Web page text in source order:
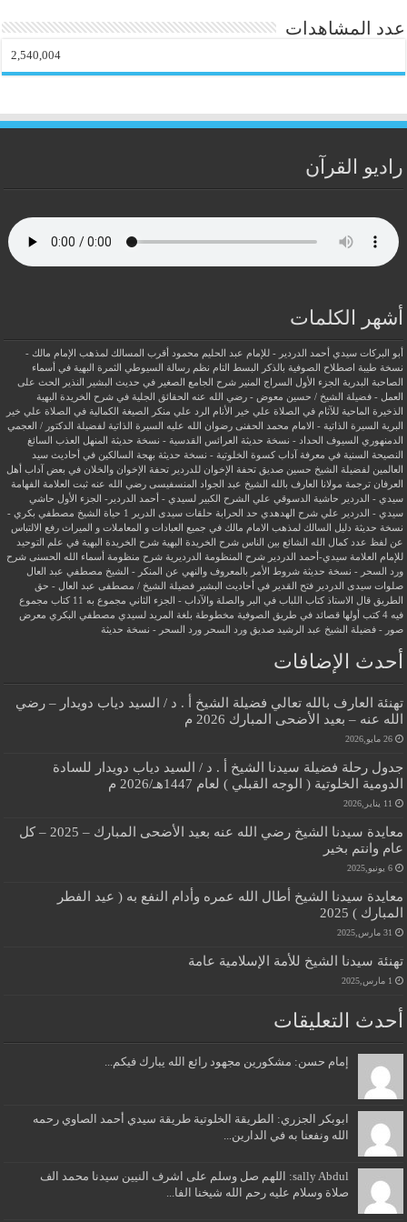
عدد المشاهدات
2,540,004
راديو القرآن
أشهر الكلمات
أبو البركات سيدي أحمد الدردير - للإمام عبد الحليم محمود
أقرب المسالك لمذهب الإمام مالك -
نسخة طيبة اصطلاح الصوفية بالذكر البسط التام نظم رسالة السيوطي
الثمرة البهية في أسماء
الصاحبة البدرية
الجزء الأول السراج المنير شرح الجامع الصغير في حديث البشير النذير
الحث على
العمل - فضيلة الشيخ / حسين معوض - رضي الله عنه
الحقائق الجلية في شرح الخريدة البهية
الذخيرة الماحية للآثام في الصلاة علي خير الأنام
الرد علي منكر الصيغة الكمالية في الصلاة علي خير
البرية
السيرة الذاتية - الامام محمد الحفنى رضوان الله عليه
السيرة الذاتية لفضيلة الدكتور / العجمي
الدمنهوري
السيوف الحداد - نسخة حديثة العرائس القدسية - نسخة حديثة
المنهل العذب السائغ
النصيحة السنية في معرفة آداب كسوة الخلوتية - نسخة حديثة بهجة السالكين في أحاديث سيد
العالمين لفضيلة الشيخ حسين صديق
تحفة الإخوان للدردير تحفة الإخوان والخلان في بعض آداب أهل
العرفان ترجمة مولانا العارف بالله الشيخ عبد الجواد المنسفيسى رضي الله عنه ثبت العلامة الفهامة
سيدي - الدردير
حاشية الدسوقي علي الشرح الكبير لسيدي - أحمد الدردير- الجزء الأول حاشي
سيدي - الدردير علي شرح الهدهدي حد الحرابة حلقات سيدى الدرير 1
حياة الشيخ مصطفي بكري -
نسخة حديثة دليل السالك لمذهب الامام مالك في جميع العبادات و المعاملات و الميراث رفع الالتباس
عن لفظ عدد كمال الله الشائع بين الناس شرح الخريدة البهية شرح الخريدة البهية في علم التوحيد
للإمام العلامة سيدي-أحمد الدردير شرح المنظومة الدرديرية شرح منظومة أسماء الله الحسنى شرح
ورد السحر - نسخة حديثة شروط الأمر بالمعروف والنهي عن المنكر - الشيخ مصطفي عبد العال
صلوات سيدى الدردير فتح القدير في أحاديث البشير فضيلة الشيخ / مصطفى عبد العال - حق
الطريق
قال الاستاذ كتاب اللباب في البر والصلة والآداب - الجزء الثاني مجموع به 11 كتاب
مجموع
فيه 4 كتب أولها قصائد في طريق الصوفية
مخطوطة بلغة المريد لسيدي مصطفي البكري معرض
صور - فضيلة الشيخ عبد الرشيد صديق
ورد السحر ورد السحر - نسخة حديثة
أحدث الإضافات
تهنئة العارف بالله تعالي فضيلة الشيخ أ . د / السيد دياب دويدار – رضي
الله عنه – بعيد الأضحى المبارك 2026 م
26 مايو,2026
جدول رحلة فضيلة سيدنا الشيخ أ . د / السيد دياب دويدار للسادة
الدومية الخلوتية ( الوجه القبلي ) لعام 1447هـ/2026 م
11 يناير,2026
معايدة سيدنا الشيخ رضي الله عنه بعيد الأضحى المبارك – 2025 – كل
عام وانتم بخير
6 يونيو,2025
معايدة سيدنا الشيخ أطال الله عمره وأدام النفع به ( عيد الفطر
المبارك ) 2025
31 مارس,2025
تهنئة سيدنا الشيخ للأمة الإسلامية عامة
1 مارس,2025
أحدث التعليقات
إمام حسن: مشكورين مجهود رائع الله يبارك فيكم...
ابوبكر الجزري: الطريقة الخلوتية طريقة سيدي أحمد الصاوي رحمه
الله ونفعنا به في الدارين...
sally Abdul: اللهم صل وسلم على اشرف النيين سيدنا محمد الف
صلاة وسلام عليه رحم الله شيخنا الفا...